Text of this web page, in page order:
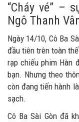
“Cháy vé” –
Ngô Thanh
Ngày 14/10, Cô Ba
đầu tiên trên toàn
rạp chiếu phim Hàn
bạn. Nhưng theo
còn đang tiến hành
sạch.
Cô Ba Sài Gòn đã